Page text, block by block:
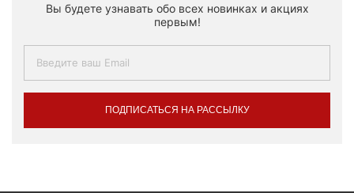
Вы будете узнавать обо всех новинках и акциях
первым!
ПОДПИСАТЬСЯ НА РАССЫЛКУ